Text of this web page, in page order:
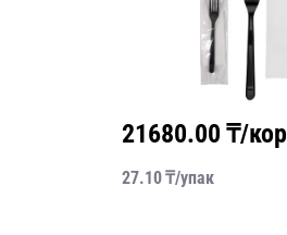
21680.00 ₸/кор
27.10₸/упак